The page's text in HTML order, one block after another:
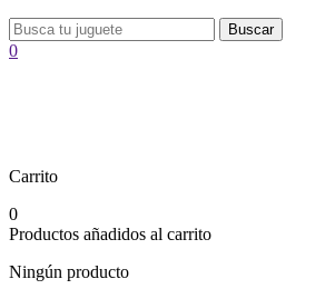
Buscar
0
Carrito
0
Productos añadidos al carrito
Ningún producto